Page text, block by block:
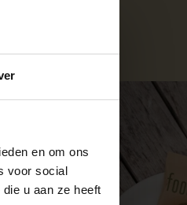
en om ons
voor social
u aan ze heeft